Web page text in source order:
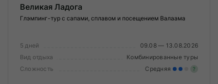
Великая Ладога
Глэмпинг-тур с сапами, сплавом и посещением Валаама
5 дней
09.08 — 13.08.2026
Вид отдыха
Комбинированные туры
Сложность
Средняя ?